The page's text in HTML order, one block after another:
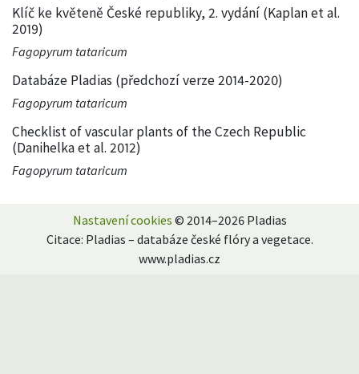
Klíč ke květeně České republiky, 2. vydání (Kaplan et al.
2019)
Fagopyrum tataricum
Databáze Pladias (předchozí verze 2014-2020)
Fagopyrum tataricum
Checklist of vascular plants of the Czech Republic
(Danihelka et al. 2012)
Fagopyrum tataricum
Nastavení cookies © 2014–2026 Pladias
Citace: Pladias – databáze české flóry a vegetace.
www.pladias.cz